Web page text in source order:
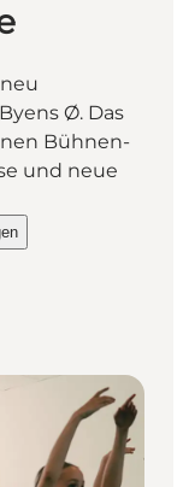
Ø. Das
Bühnen-
und neue
on_map